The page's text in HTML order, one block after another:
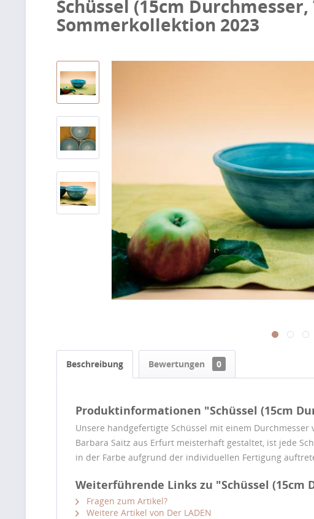
Schüssel (15cm
Sommerkollektion 2023
Beschreibung Bewertungen 0
Produktinformationen "Schüssel (15cm
Unsere handgefertigte Schüssel mit einem
Barbara Saitz aus Erfurt meisterhaft gestaltet, ist jede
in der Farbe aufgrund der individuellen Fertigung
Weiterführende Links zu "Schüssel
Fragen zum Artikel?
Weitere Artikel von Der LADEN